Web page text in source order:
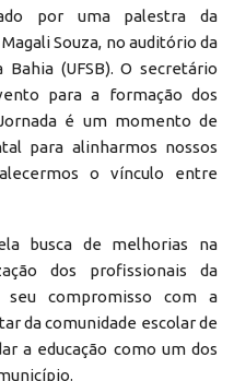
por uma palestra da
Souza, no auditório da
(UFSB). O secretário
para a formação dos
é um momento de
para alinharmos nossos
o vínculo entre
busca de melhorias na
dos profissionais da
seu compromisso com a
da comunidade escolar de
a educação como um dos